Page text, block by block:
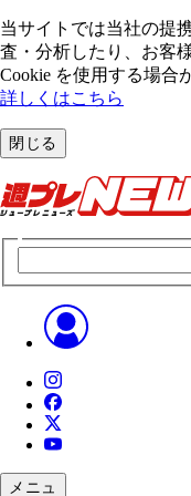
当サイトでは当社の提
査・分析したり、お客
Cookie を使⽤する場合
詳しくはこちら
閉じる
メニュ